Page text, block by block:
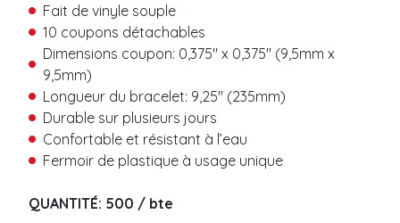
Bracelet thermal
Fermeture adhésive
Sans résidu
Fermeture bouton plastique
Bracelet tissu
Satin
C
o
u
i
e
l
T
é
l
é
o
N
M
e
Fait de vinyle souple
10 coupons détachables
Dimensions coupon: 0,375″ x 0,375″ (9,5mm x
9,5mm)
Longueur du bracelet: 9,25″ (235mm)
Durable sur plusieurs jours
Confortable et résistant à l’eau
Fermoir de plastique à usage unique
QUANTITÉ: 500 / bte